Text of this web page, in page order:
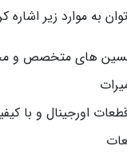
به موارد زیر اشاره
های متخصص و
اورجینال و با